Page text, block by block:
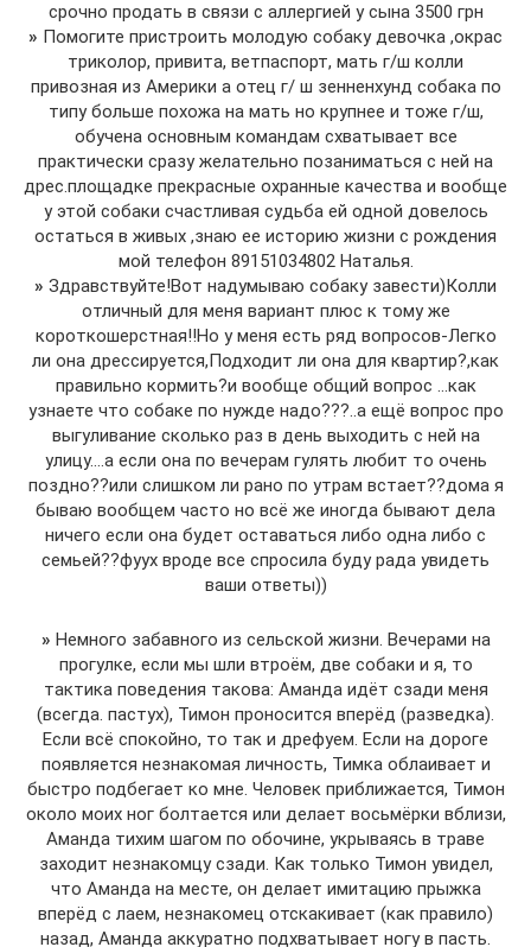
срочно продать в связи с аллергией у сына 3500 грн
» Помогите пристроить молодую собаку девочка ,окрас
триколор, привита, ветпаспорт, мать г/ш колли
привозная из Америки а отец г/ ш зенненхунд собака по
типу больше похожа на мать но крупнее и тоже г/ш,
обучена основным командам схватывает все
практически сразу желательно позаниматься с ней на
дрес.площадке прекрасные охранные качества и вообще
у этой собаки счастливая судьба ей одной довелось
остаться в живых ,знаю ее историю жизни с рождения
мой телефон 89151034802 Наталья.
» Здравствуйте!Вот надумываю собаку завести)Колли
отличный для меня вариант плюс к тому же
короткошерстная!!Но у меня есть ряд вопросов-Легко
ли она дрессируется,Подходит ли она для квартир?,как
правильно кормить?и вообще общий вопрос …как
узнаете что собаке по нужде надо???..а ещё вопрос про
выгуливание сколько раз в день выходить с ней на
улицу….а если она по вечерам гулять любит то очень
поздно??или слишком ли рано по утрам встает??дома я
бываю вообщем часто но всё же иногда бывают дела
ничего если она будет оставаться либо одна либо с
семьей??фуух вроде все спросила буду рада увидеть
ваши ответы))
» Немного забавного из сельской жизни. Вечерами на
прогулке, если мы шли втроём, две собаки и я, то
тактика поведения такова: Аманда идёт сзади меня
(всегда. пастух), Тимон проносится вперёд (разведка).
Если всё спокойно, то так и дрефуем. Если на дороге
появляется незнакомая личность, Тимка облаивает и
быстро подбегает ко мне. Человек приближается, Тимон
около моих ног болтается или делает восьмёрки вблизи,
Аманда тихим шагом по обочине, укрываясь в траве
заходит незнакомцу сзади. Как только Тимон увидел,
что Аманда на месте, он делает имитацию прыжка
вперёд с лаем, незнакомец отскакивает (как правило)
назад, Аманда аккуратно подхватывает ногу в пасть.